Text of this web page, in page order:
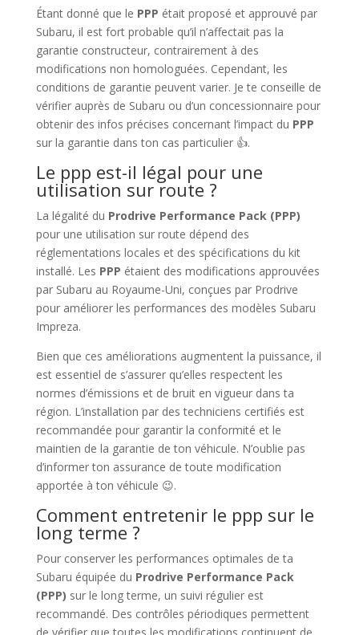
Étant donné que le PPP était proposé et approuvé par
Subaru, il est fort probable qu’il n’affectait pas la
garantie constructeur, contrairement à des
modifications non homologuées. Cependant, les
conditions de garantie peuvent varier. Je te conseille de
vérifier auprès de Subaru ou d’un concessionnaire pour
obtenir des infos précises concernant l’impact du PPP
sur la garantie dans ton cas particulier 👍.
Le ppp est-il légal pour une
utilisation sur route ?
La légalité du Prodrive Performance Pack (PPP)
pour une utilisation sur route dépend des
réglementations locales et des spécifications du kit
installé. Les PPP étaient des modifications approuvées
par Subaru au Royaume-Uni, conçues par Prodrive
pour améliorer les performances des modèles Subaru
Impreza.
Bien que ces améliorations augmentent la puissance, il
est essentiel de s’assurer qu’elles respectent les
normes d’émissions et de bruit en vigueur dans ta
région. L’installation par des techniciens certifiés est
recommandée pour garantir la conformité et le
maintien de la garantie de ton véhicule. N’oublie pas
d’informer ton assurance de toute modification
apportée à ton véhicule 😉.
Comment entretenir le ppp sur le
long terme ?
Pour conserver les performances optimales de ta
Subaru équipée du Prodrive Performance Pack
(PPP) sur le long terme, un suivi régulier est
recommandé. Des contrôles périodiques permettent